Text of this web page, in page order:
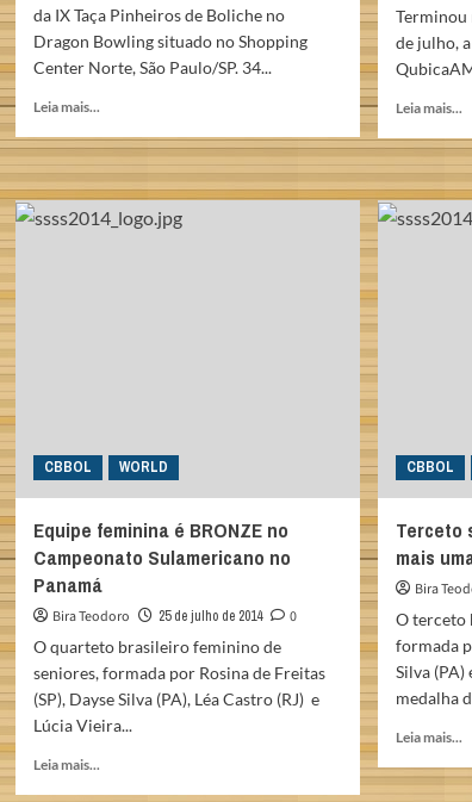
da IX Taça Pinheiros de Boliche no
Dragon Bowling situado no Shopping
Center Norte, São Paulo/SP. 34...
Leia mais...
about
IX
Taça
Pinheiros
Terminou
de julho,
Leia mais...
e
CBBOL WORLD
Equipe feminina é BRONZE no
Campeonato Sulamericano no
Panamá
Bira Teodoro 25 de julho de 2014
0
O quarteto brasileiro feminino de
seniores, formada por Rosina de Freitas
(SP), Dayse Silva (PA), Léa Castro (RJ) e
Lúcia Vieira...
Leia mais...
CBBOL
Terceto
mais
Bira
O terceto
formada
Silva (PA)
medalha
Leia mais...